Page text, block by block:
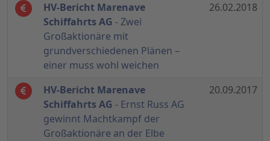
HV-Bericht Marenave
Schiffahrts AG - Zwei
Großaktionäre mit
grundverschiedenen Plänen –
einer muss wohl weichen
26.02.2018
HV-Bericht Marenave
Schiffahrts AG - Ernst Russ AG
gewinnt Machtkampf der
Großaktionäre an der Elbe
20.09.2017